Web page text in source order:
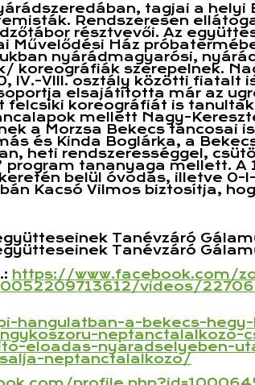
tagjai a
Rendszeresen
résztvevői. Az
Művelődési Ház
nyárádmagyarósi,
koreográfiák szerepelnek.
IV.-VIII. osztály közötti
elsajátította már az
koreográfiát is
mellett Nagy-
a Morzsa Bekecs táncosai
és Kinda Boglárka, a
heti rendszerességgel,
tananyaga mellett.
belül óvodás, illetve
Kacsó Vilmos biztosítja,
Tanévzáró
Tanévzáró
https://www.facebook.com/
videos/
hangulatban-a-bekecs-
neptanctalalkozo-
eloadas-nyaradselyeben-
neptanctalalkozo/